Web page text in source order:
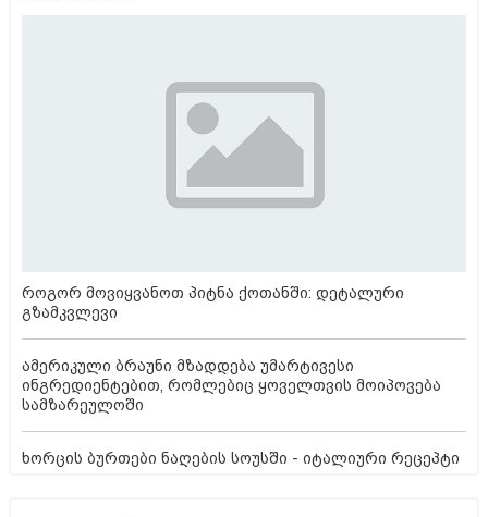
როგორ მოვიყვანოთ პიტნა ქოთანში: დეტალური
გზამკვლევი
ამერიკული ბრაუნი მზადდება უმარტივესი
ინგრედიენტებით, რომლებიც ყოველთვის მოიპოვება
სამზარეულოში
ხორცის ბურთები ნაღების სოუსში - იტალიური რეცეპტი